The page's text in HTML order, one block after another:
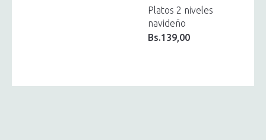
Platos 2 niveles
navideño
Bs.139,00